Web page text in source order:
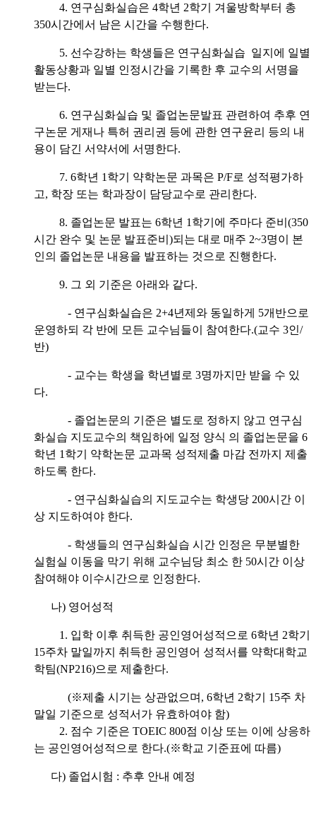
4. 연구심화실습은 4학년 2학기 겨울방학부터 총
350시간에서 남은 시간을 수행한다.
5. 선수강하는 학생들은 연구심화실습 일지에 일별
활동상황과 일별 인정시간을 기록한 후 교수의 서명을
받는다.
6. 연구심화실습 및 졸업논문발표 관련하여 추후 연
구논문 게재나 특허 권리권 등에 관한 연구윤리 등의 내
용이 담긴 서약서에 서명한다.
7. 6학년 1학기 약학논문 과목은 P/F로 성적평가하
고, 학장 또는 학과장이 담당교수로 관리한다.
8. 졸업논문 발표는 6학년 1학기에 주마다 준비(350
시간 완수 및 논문 발표준비)되는 대로 매주 2~3명이 본
인의 졸업논문 내용을 발표하는 것으로 진행한다.
9. 그 외 기준은 아래와 같다.
- 연구심화실습은 2+4년제와 동일하게 5개반으로
운영하되 각 반에 모든 교수님들이 참여한다.(교수 3인/
반)
- 교수는 학생을 학년별로 3명까지만 받을 수 있
다.
- 졸업논문의 기준은 별도로 정하지 않고 연구심
화실습 지도교수의 책임하에 일정 양식 의 졸업논문을 6
학년 1학기 약학논문 교과목 성적제출 마감 전까지 제출
하도록 한다.
- 연구심화실습의 지도교수는 학생당 200시간 이
상 지도하여야 한다.
- 학생들의 연구심화실습 시간 인정은 무분별한
실험실 이동을 막기 위해 교수님당 최소 한 50시간 이상
참여해야 이수시간으로 인정한다.
나) 영어성적
1. 입학 이후 취득한 공인영어성적으로 6학년 2학기
15주차 말일까지 취득한 공인영어 성적서를 약학대학교
학팀(NP216)으로 제출한다.
(※제출 시기는 상관없으며, 6학년 2학기 15주 차
말일 기준으로 성적서가 유효하여야 함)
2. 점수 기준은 TOEIC 800점 이상 또는 이에 상응하
는 공인영어성적으로 한다.(※학교 기준표에 따름)
다) 졸업시험 : 추후 안내 예정